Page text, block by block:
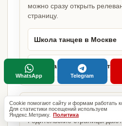
можно сразу открыть
страницу.
Школа танцев в Москве
Школа танцев в Санкт-
Базовые разделы по
Родительские страницы
Cookie помогают сайту и формам работать
Для статистики посещений используем
Яндекс.Метрику. Политика
WhatsApp Telegram